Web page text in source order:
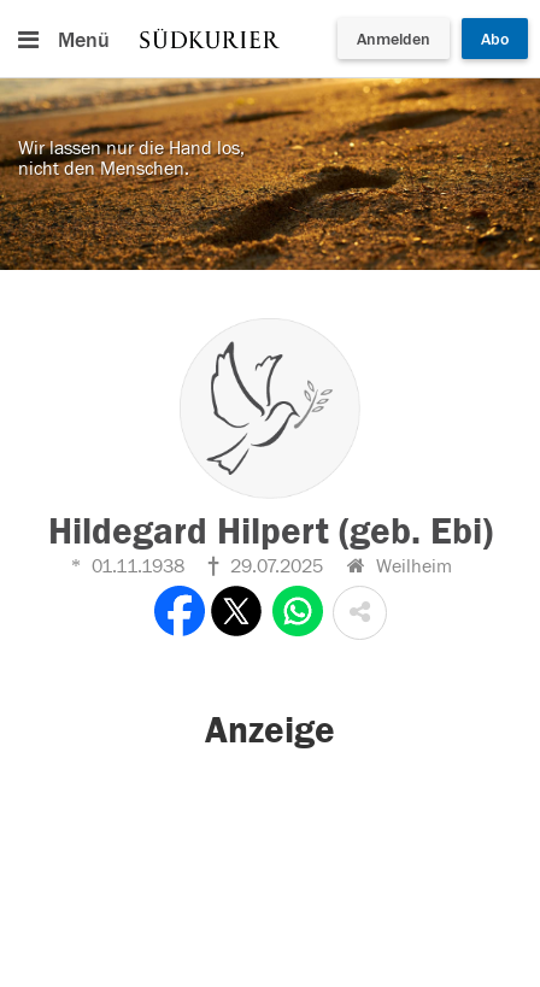
Menü Anmelden Abo
Wir lassen nur die Hand los,
nicht den Menschen.
Hildegard Hilpert (geb. Ebi)
01.11.1938 29.07.2025 Weilheim
Anzeige